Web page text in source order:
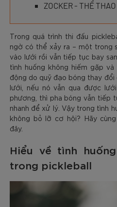
ZOCKER - THỂ
Trong quá trình thi đấu
ngờ có thể xảy ra – một trong
vào lưới rồi vẫn tiếp tục bay
tình huống không hiếm gặp
động do quỹ đạo bóng thay
lưới, nếu nó vẫn qua được
phương, thì pha bóng vẫn tiếp
nhanh để xử lý. Vậy trong tình
không bỏ lỡ cơ hội? Hãy
đây.
Hiểu về tình
trong pickleball